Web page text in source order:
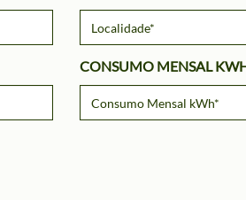
CONSUMO MENSAL